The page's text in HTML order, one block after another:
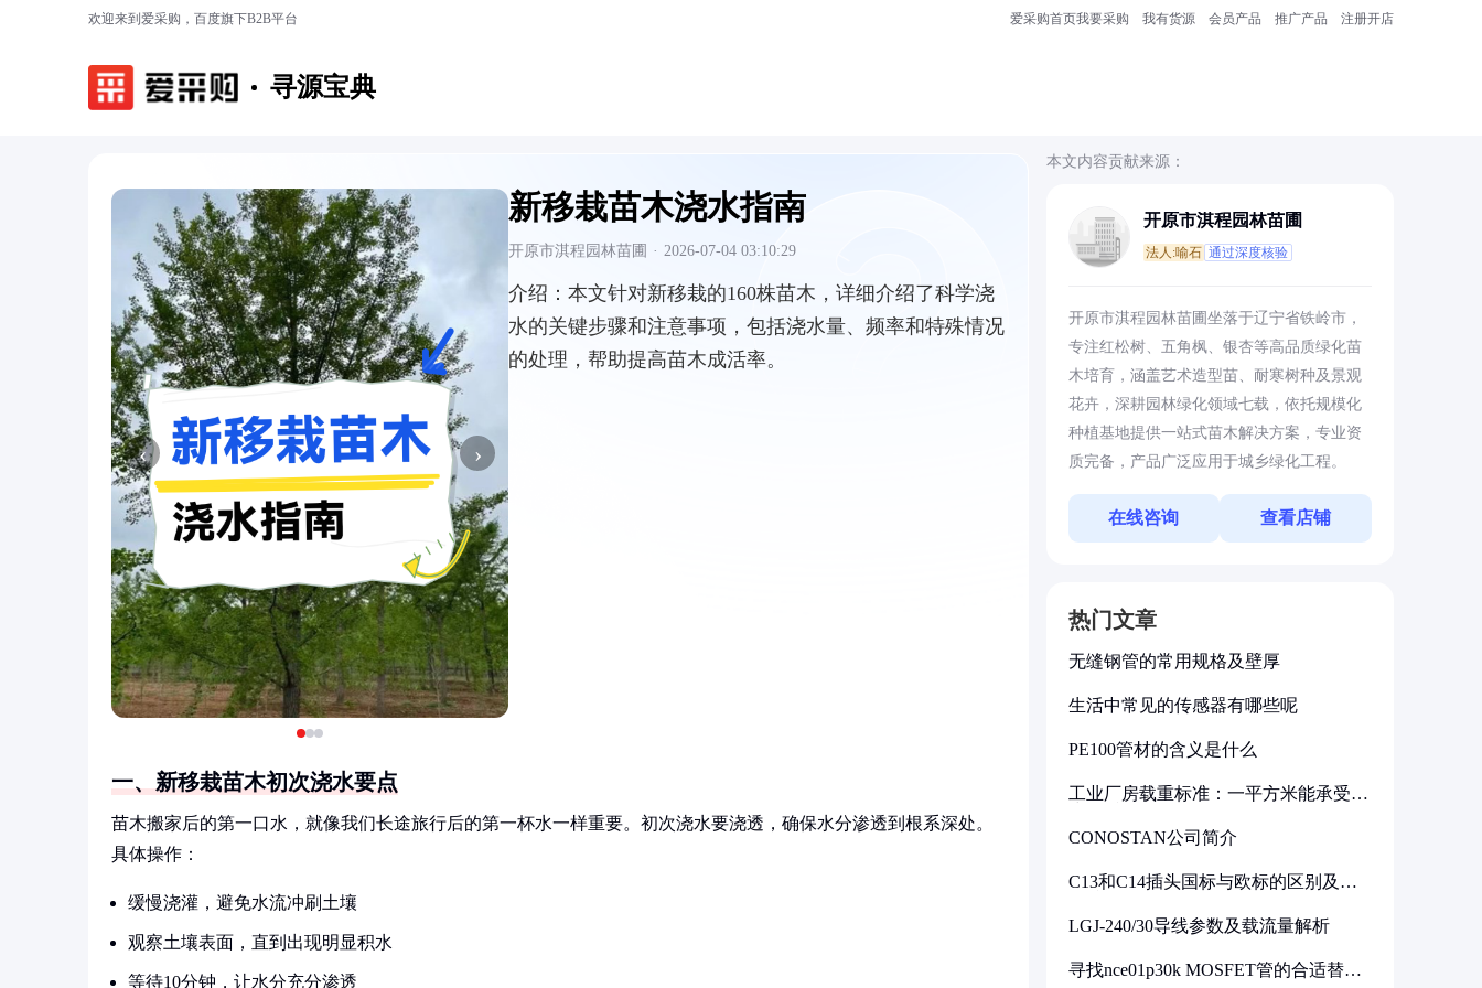
欢迎来到爱采购，百度旗下B2B平台 爱采购首页我要采购 我有货源 会员产品 推广产品 注册开店
寻源宝典
‹ ›
新移栽苗木浇水指南
开原市淇程园林苗圃 · 2026-07-04 03:10:29
介绍： 本文针对新移栽的160株苗木，详细介绍了科学浇
水的关键步骤和注意事项，包括浇水量、频率和特殊情况
的处理，帮助提高苗木成活率。
一、新移栽苗木初次浇水要点
苗木搬家后的第一口水，就像我们长途旅行后的第一杯水一样重要。初次浇水要浇透，确保水分渗透到根系深处。
具体操作：
缓慢浇灌，避免水流冲刷土壤
观察土壤表面，直到出现明显积水
等待10分钟，让水分充分渗透
本文内容贡献来源：
开原市淇程园林苗圃
法人:喻石 通过深度核验
开原市淇程园林苗圃坐落于辽宁省铁岭市，
专注红松树、五角枫、银杏等高品质绿化苗
木培育，涵盖艺术造型苗、耐寒树种及景观
花卉，深耕园林绿化领域七载，依托规模化
种植基地提供一站式苗木解决方案，专业资
质完备，产品广泛应用于城乡绿化工程。
在线咨询 查看店铺
热门文章
无缝钢管的常用规格及壁厚
生活中常见的传感器有哪些呢
PE100管材的含义是什么
工业厂房载重标准：一平方米能承受多
CONOSTAN公司简介
C13和C14插头国标与欧标的区别及其
LGJ-240/30导线参数及载流量解析
寻找nce01p30k MOSFET管的合适替代